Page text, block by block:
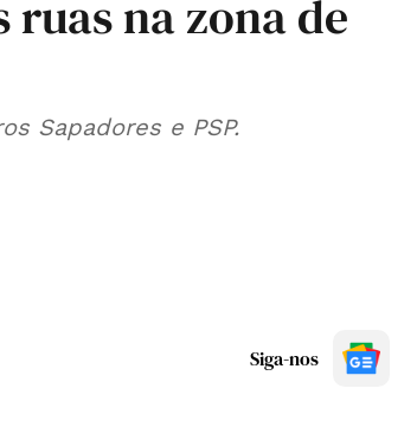
na zona de
Sapadores e PSP.
Siga-nos